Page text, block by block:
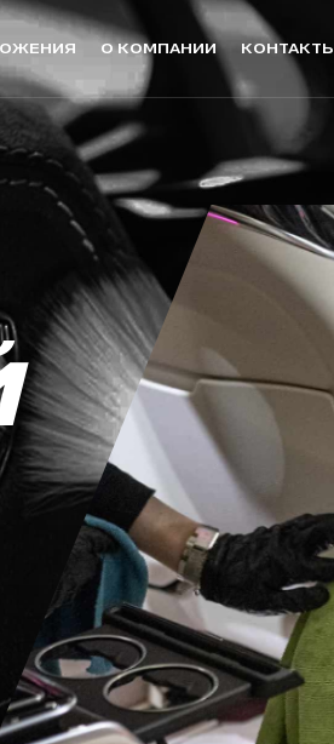
кузова (Зоны
плёнкой
плёнкой
Мойка
Автомойка
О КОМПАНИИ КОНТАКТЫ